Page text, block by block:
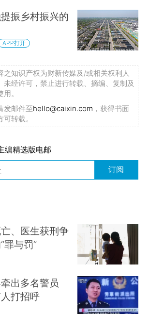
振乡村振兴的
APP打开
之知识产权为财新传媒及/或相关权利人
未经许可，禁止进行转载、摘编、复制及
。
发邮件至hello@caixin.com ，获得书面
转载。
编精选版电邮
订阅
、医生获刑争
罪与罚”
出多名警员
打招呼